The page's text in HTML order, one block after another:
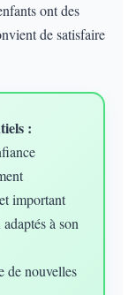
ont des
de satisfaire
:
important
à son
de nouvelles